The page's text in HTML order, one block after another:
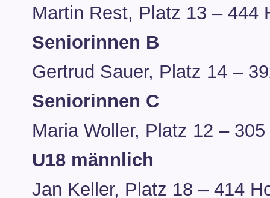
Martin Rest, Platz 13 – 444
Seniorinnen B
Gertrud Sauer, Platz 14 –
Seniorinnen C
Maria Woller, Platz 12 –
U18 männlich
Jan Keller, Platz 18 – 414